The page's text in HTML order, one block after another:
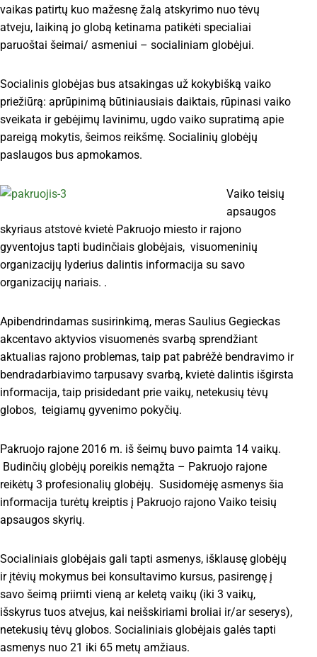
vaikas patirtų kuo mažesnę žalą atskyrimo nuo tėvų
atveju, laikiną jo globą ketinama patikėti specialiai
paruoštai šeimai/ asmeniui – socialiniam globėjui.
Socialinis globėjas bus atsakingas už kokybišką vaiko
priežiūrą: aprūpinimą būtiniausiais daiktais, rūpinasi vaiko
sveikata ir gebėjimų lavinimu, ugdo vaiko supratimą apie
pareigą mokytis, šeimos reikšmę. Socialinių globėjų
paslaugos bus apmokamos.
Vaiko teisių
apsaugos
skyriaus atstovė kvietė Pakruojo miesto ir rajono
gyventojus tapti budinčiais globėjais, visuomeninių
organizacijų lyderius dalintis informacija su savo
organizacijų nariais. .
Apibendrindamas susirinkimą, meras Saulius Gegieckas
akcentavo aktyvios visuomenės svarbą sprendžiant
aktualias rajono problemas, taip pat pabrėžė bendravimo ir
bendradarbiavimo tarpusavy svarbą, kvietė dalintis išgirsta
informacija, taip prisidedant prie vaikų, netekusių tėvų
globos, teigiamų gyvenimo pokyčių.
Pakruojo rajone 2016 m. iš šeimų buvo paimta 14 vaikų.
Budinčių globėjų poreikis nemąžta – Pakruojo rajone
reikėtų 3 profesionalių globėjų. Susidomėję asmenys šia
informacija turėtų kreiptis į Pakruojo rajono Vaiko teisių
apsaugos skyrių.
Socialiniais globėjais gali tapti asmenys, išklausę globėjų
ir įtėvių mokymus bei konsultavimo kursus, pasirengę į
savo šeimą priimti vieną ar keletą vaikų (iki 3 vaikų,
išskyrus tuos atvejus, kai neišskiriami broliai ir/ar seserys),
netekusių tėvų globos. Socialiniais globėjais galės tapti
asmenys nuo 21 iki 65 metų amžiaus.